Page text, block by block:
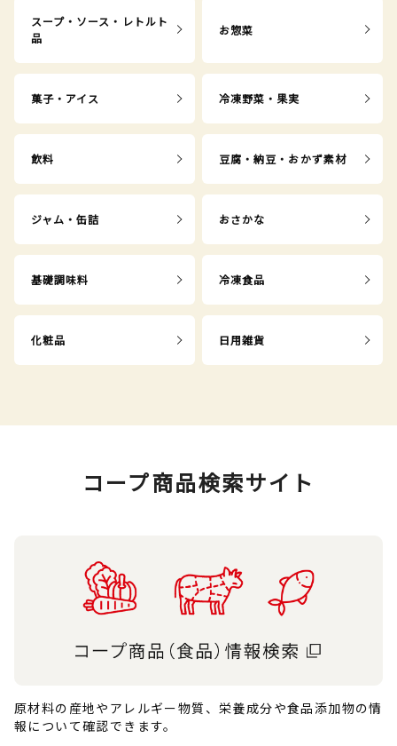
スープ・ソース・レトルト
品
お惣菜
菓子・アイス 冷凍野菜・果実
飲料 豆腐・納豆・おかず素材
ジャム・缶詰 おさかな
基礎調味料 冷凍食品
化粧品 日用雑貨
コープ商品検索サイト
原材料の産地やアレルギー物質、栄養成分や食品添加物の情
報について確認できます。